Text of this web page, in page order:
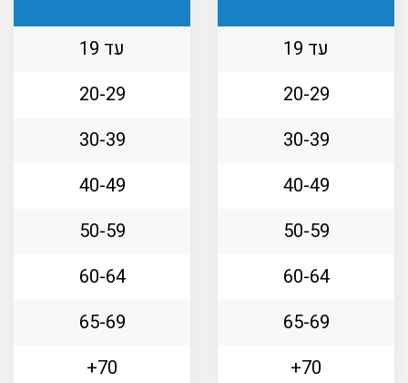
עד 19
20-29
30-39
40-49
50-59
60-64
65-69
70+
עד 19
20-29
30-39
40-49
50-59
60-64
65-69
70+